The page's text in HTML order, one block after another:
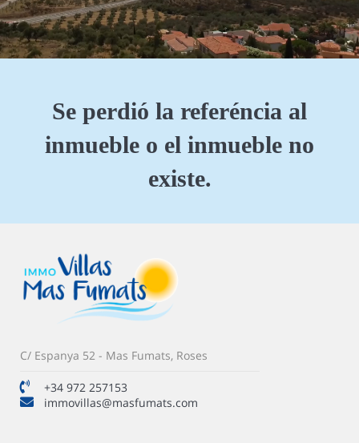
Se perdió la referéncia al
inmueble o el inmueble no
existe.
C/ Espanya 52 - Mas Fumats, Roses
+34 972 257153
immovillas@masfumats.com